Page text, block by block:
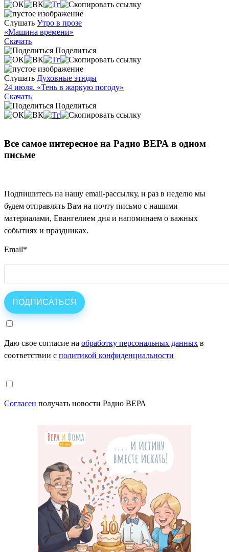
Слушать Утро в прозе
«Машина времени»
Скачать
Поделиться
Слушать Духовные этюды
24 июля. «Тень в жаркую погоду»
Скачать
Поделиться
Все самое интересное на Радио ВЕРА в одном
письме
Подпишитесь на нашу email-рассылку, и раз в неделю мы
будем отправлять Вам на почту письмо с нашими
материалами, Евангелием дня и напоминаем о важных
событиях и праздниках.
Email*
Даю свое согласие на обработку персональных данных в
соответствии с политикой конфиденциальности
Согласен получать новости Радио ВЕРА